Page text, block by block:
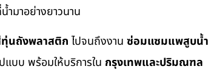
มาอย่างยาวนาน
นถังพลาสติก ไปจนถึงงาน ซ่อมแซมแพสูบน้ำ
บบ พร้อมให้บริการใน กรุงเทพและปริมณฑล